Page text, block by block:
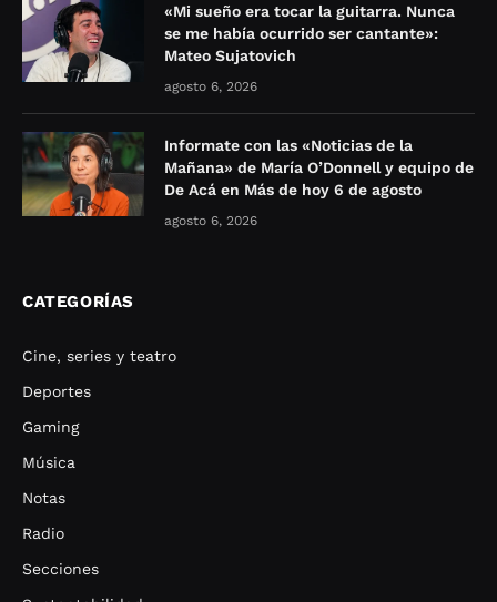
«Mi sueño era tocar la guitarra. Nunca
se me había ocurrido ser cantante»:
Mateo Sujatovich
agosto 6, 2026
Informate con las «Noticias de la
Mañana» de María O’Donnell y equipo de
De Acá en Más de hoy 6 de agosto
agosto 6, 2026
CATEGORÍAS
Cine, series y teatro
Deportes
Gaming
Música
Notas
Radio
Secciones